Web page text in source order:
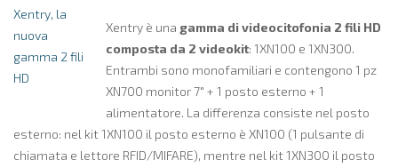
Xentry è una gamma di videocitofonia 2 fili HD
composta da 2 videokit: 1XN100 e 1XN300.
Entrambi sono monofamiliari e contengono 1 pz
XN700 monitor 7" + 1 posto esterno + 1
alimentatore. La differenza consiste nel posto
esterno: nel kit 1XN100 il posto esterno è XN100 (1 pulsante di
chiamata e lettore RFID/MIFARE), mentre nel kit 1XN300 il posto